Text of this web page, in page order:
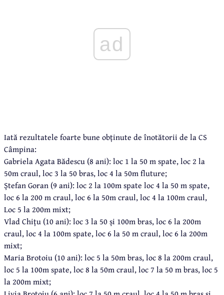
ad
Iată rezultatele foarte bune obținute de înotătorii de la CS
Câmpina:
Gabriela Agata Bădescu (8 ani): loc 1 la 50 m spate, loc 2 la
50m craul, loc 3 la 50 bras, loc 4 la 50m fluture;
Ștefan Goran (9 ani): loc 2 la 100m spate loc 4 la 50 m spate,
loc 6 la 200 m craul, loc 6 la 50m craul, loc 4 la 100m craul,
Loc 5 la 200m mixt;
Vlad Chițu (10 ani): loc 3 la 50 și 100m bras, loc 6 la 200m
craul, loc 4 la 100m spate, loc 6 la 50 m craul, loc 6 la 200m
mixt;
Maria Brotoiu (10 ani): loc 5 la 50m bras, loc 8 la 200m craul,
loc 5 la 100m spate, loc 8 la 50m craul, loc 7 la 50 m bras, loc 5
la 200m mixt;